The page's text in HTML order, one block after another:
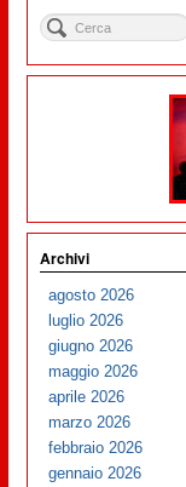
Archivi
agosto 2026
luglio 2026
giugno 2026
maggio 2026
aprile 2026
marzo 2026
febbraio 2026
gennaio 2026